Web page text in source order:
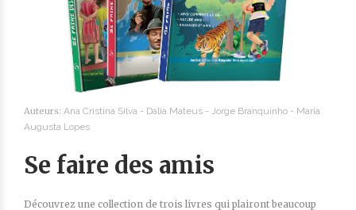
Auteurs: Ana Cristina Silva - Dália Mateus - Jorge Branquinho - María
Augusta Lopes
Se faire des amis
Découvrez une collection de trois livres qui plairont beaucoup